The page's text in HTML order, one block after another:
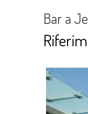
Bar a